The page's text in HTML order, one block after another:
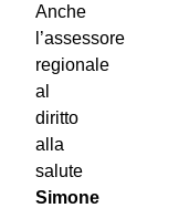
Anche
l’assessore
regionale
al
diritto
alla
salute
Simone